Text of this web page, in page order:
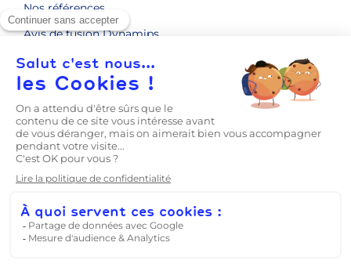
Nos références
Avis de fusion Dynamips
ENGAGEMENTS RSE
CONTACT
LE BLOG
Prise en main
Mentions légales Politique de confidentialité
Conditions Générales de Prestations de Service